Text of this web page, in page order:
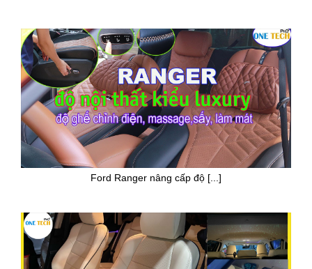
Ford Ranger nâng cấp độ [...]